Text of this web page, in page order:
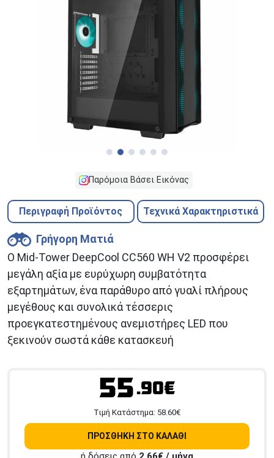
Παρόμοια Βάσει Εικόνας
Περιγραφή Προϊόντος Τεχνικά Χαρακτηριστικά
Γρήγορη Ματιά
Ο Mid-Tower DeepCool CC560 WH V2 προσφέρει
μεγάλη αξία με ευρύχωρη συμβατότητα
εξαρτημάτων, ένα παράθυρο από γυαλί πλήρους
μεγέθους και συνολικά τέσσερις
προεγκατεστημένους ανεμιστήρες LED που
ξεκινούν σωστά κάθε κατασκευή
55.90€
Tιμή Κατάστημα: 58.60€
ΠΡΟΣΘΗΚΗ ΣΤΟ ΚΑΛΑΘΙ